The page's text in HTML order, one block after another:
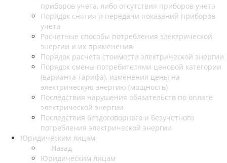
приборов учета, либо отсутствия приборов учета
Порядок снятия и передачи показаний приборов
учета
Расчетные способы потребления электрической
энергии и их применения
Порядок расчета стоимости электрической энергии
Порядок смены потребителями ценовой категории
(варианта тарифа), изменения цены на
электрическую энергию (мощность)
Последствия нарушения обязательств по оплате
электрической энергии
Последствия бездоговорного и безучетного
потребления электрической энергии
Юридическим лицам
Назад
Юридическим лицам